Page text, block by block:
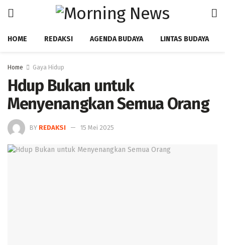
HOME REDAKSI AGENDA BUDAYA LINTAS BUDAYA
Home Gaya Hidup
Hdup Bukan untuk
Menyenangkan Semua Orang
BY REDAKSI 15 Mei 2025